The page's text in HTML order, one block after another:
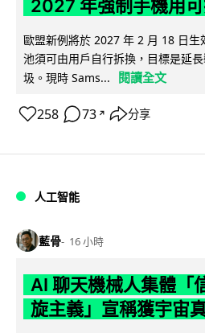
2027 年強制手機用
歐盟新例將於 2027 年 2 月 18 日
池須可由用戶自行拆換，目標是延
圾。現時 Sams...
閱讀全文
258 73 ↗ 分享
人工智能
藍骨 16 小時
AI 聊天機械人集體
旋主義」宣稱獲宇宙